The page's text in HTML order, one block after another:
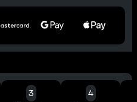
3 4